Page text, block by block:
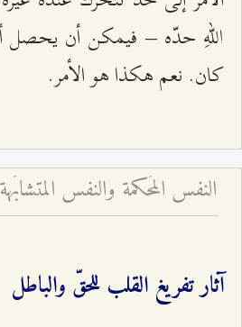
اللهِ حدّه – فيمكن أن
كان. نعم هكذا هو الأمر.
النفس المُحكمة والنفس المتشابَهة
آثار تفريغ القلب للحقّ والباطل